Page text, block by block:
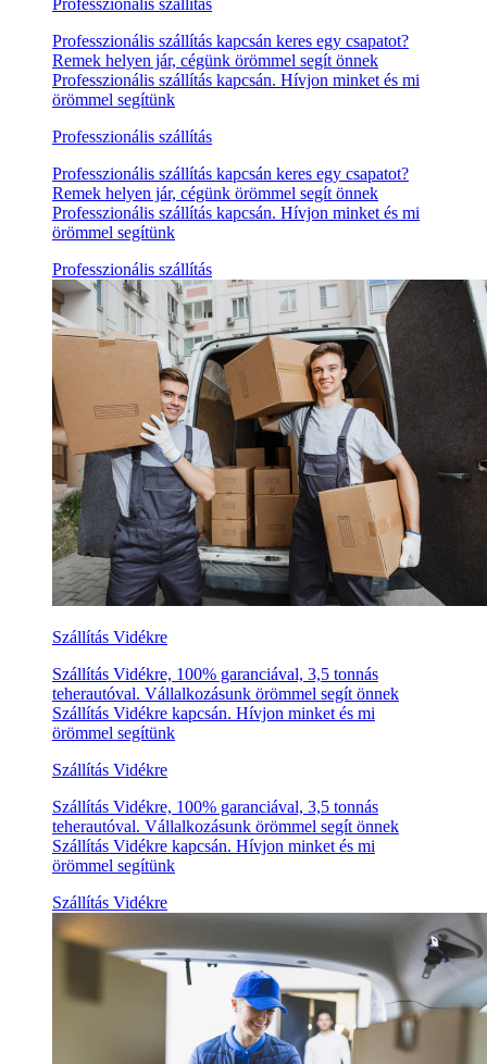
Professzionális szállítás
Professzionális szállítás kapcsán keres egy csapatot?
Remek helyen jár, cégünk örömmel segít önnek
Professzionális szállítás kapcsán. Hívjon minket és mi
örömmel segítünk
Professzionális szállítás
Professzionális szállítás kapcsán keres egy csapatot?
Remek helyen jár, cégünk örömmel segít önnek
Professzionális szállítás kapcsán. Hívjon minket és mi
örömmel segítünk
Professzionális szállítás
Szállítás Vidékre
Szállítás Vidékre, 100% garanciával, 3,5 tonnás
teherautóval. Vállalkozásunk örömmel segít önnek
Szállítás Vidékre kapcsán. Hívjon minket és mi
örömmel segítünk
Szállítás Vidékre
Szállítás Vidékre, 100% garanciával, 3,5 tonnás
teherautóval. Vállalkozásunk örömmel segít önnek
Szállítás Vidékre kapcsán. Hívjon minket és mi
örömmel segítünk
Szállítás Vidékre